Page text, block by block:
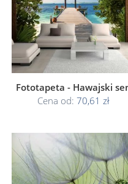
Fototapeta - Hawajski
Cena od: 70,61 zł